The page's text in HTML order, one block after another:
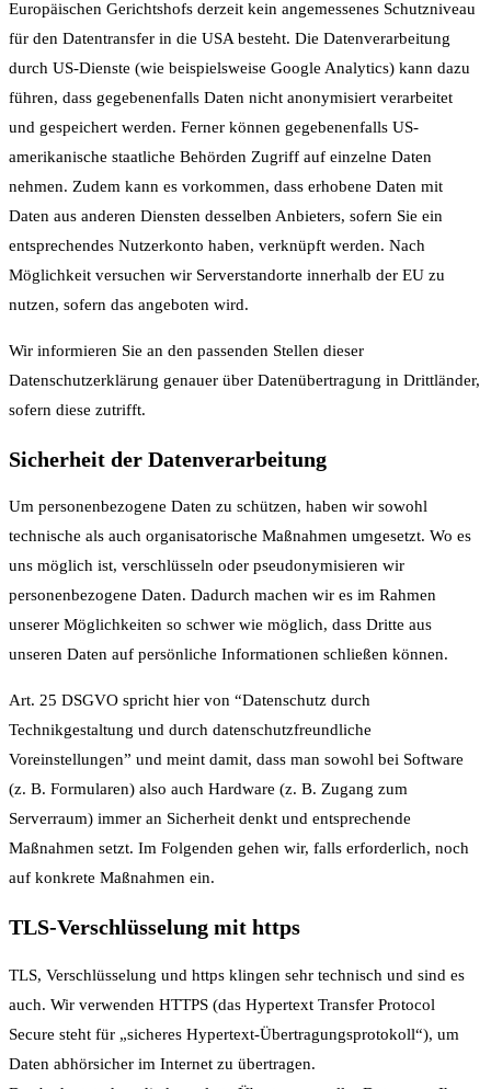
Europäischen Gerichtshofs derzeit kein angemessenes Schutzniveau
für den Datentransfer in die USA besteht. Die Datenverarbeitung
durch US-Dienste (wie beispielsweise Google Analytics) kann dazu
führen, dass gegebenenfalls Daten nicht anonymisiert verarbeitet
und gespeichert werden. Ferner können gegebenenfalls US-
amerikanische staatliche Behörden Zugriff auf einzelne Daten
nehmen. Zudem kann es vorkommen, dass erhobene Daten mit
Daten aus anderen Diensten desselben Anbieters, sofern Sie ein
entsprechendes Nutzerkonto haben, verknüpft werden. Nach
Möglichkeit versuchen wir Serverstandorte innerhalb der EU zu
nutzen, sofern das angeboten wird.
Wir informieren Sie an den passenden Stellen dieser
Datenschutzerklärung genauer über Datenübertragung in Drittländer,
sofern diese zutrifft.
Sicherheit der Datenverarbeitung
Um personenbezogene Daten zu schützen, haben wir sowohl
technische als auch organisatorische Maßnahmen umgesetzt. Wo es
uns möglich ist, verschlüsseln oder pseudonymisieren wir
personenbezogene Daten. Dadurch machen wir es im Rahmen
unserer Möglichkeiten so schwer wie möglich, dass Dritte aus
unseren Daten auf persönliche Informationen schließen können.
Art. 25 DSGVO spricht hier von “Datenschutz durch
Technikgestaltung und durch datenschutzfreundliche
Voreinstellungen” und meint damit, dass man sowohl bei Software
(z. B. Formularen) also auch Hardware (z. B. Zugang zum
Serverraum) immer an Sicherheit denkt und entsprechende
Maßnahmen setzt. Im Folgenden gehen wir, falls erforderlich, noch
auf konkrete Maßnahmen ein.
TLS-Verschlüsselung mit https
TLS, Verschlüsselung und https klingen sehr technisch und sind es
auch. Wir verwenden HTTPS (das Hypertext Transfer Protocol
Secure steht für „sicheres Hypertext-Übertragungsprotokoll“), um
Daten abhörsicher im Internet zu übertragen.